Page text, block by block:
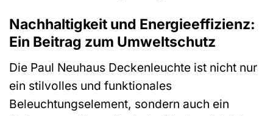
Nachhaltigkeit und Energieeffizienz:
Ein Beitrag zum Umweltschutz
Die Paul Neuhaus Deckenleuchte ist nicht nur
ein stilvolles und funktionales
Beleuchtungselement, sondern auch ein